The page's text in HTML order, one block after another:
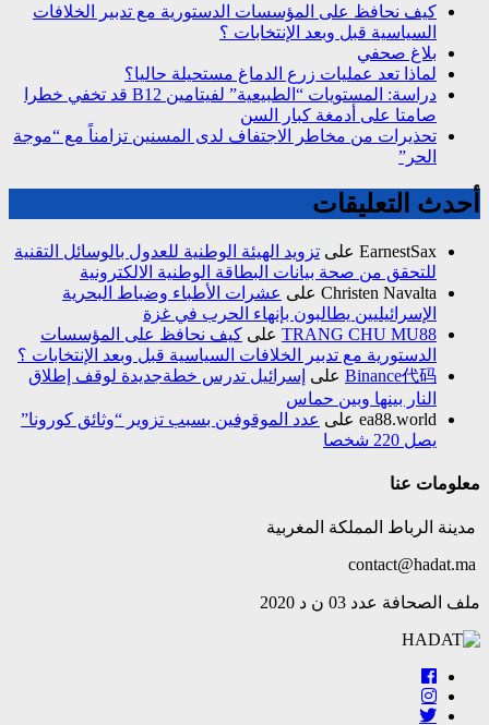
كيف نحافظ على المؤسسات الدستورية مع تدبير الخلافات
السياسية قبل وبعد الإنتخابات ؟
بلاغ صحفي
لماذا تعد عمليات زرع الدماغ مستحيلة حاليا؟
دراسة: المستويات “الطبيعية” لفيتامين B12 قد تخفي خطرا
صامتا على أدمغة كبار السن
تحذيرات من مخاطر الاجتفاف لدى المسنين تزامناً مع “موجة
الحر”
أحدث التعليقات
EarnestSax على تزويد الهيئة الوطنية للعدول بالوسائل التقنية
للتحقق من صحة بيانات البطاقة الوطنية الالكترونية
Christen Navalta على عشرات الأطباء وضباط البحرية
الإسرائيليين يطالبون بإنهاء الحرب في غزة
TRANG CHU MU88 على كيف نحافظ على المؤسسات
الدستورية مع تدبير الخلافات السياسية قبل وبعد الإنتخابات ؟
Binance代码 على إسرائيل تدرس خطةجديدة لوقف إطلاق
النار بينها وبين حماس
ea88.world على عدد الموقوفين بسبب تزوير “وثائق كورونا”
يصل 220 شخصا
معلومات عنا
مدينة الرباط المملكة المغربية
ملف الصحافة عدد 03 ن د 2020